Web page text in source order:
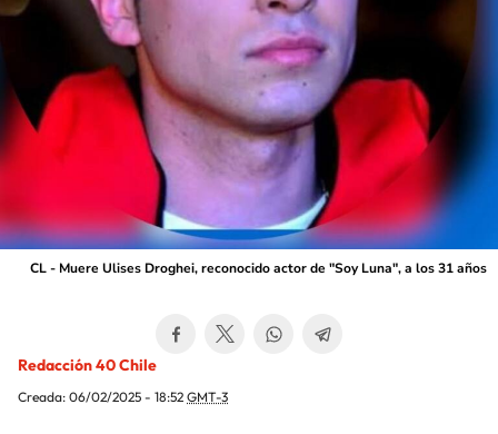
CL - Muere Ulises Droghei, reconocido actor de "Soy Luna", a los 31 años
Redacción 40 Chile
Creada: 06/02/2025 - 18:52 GMT-3